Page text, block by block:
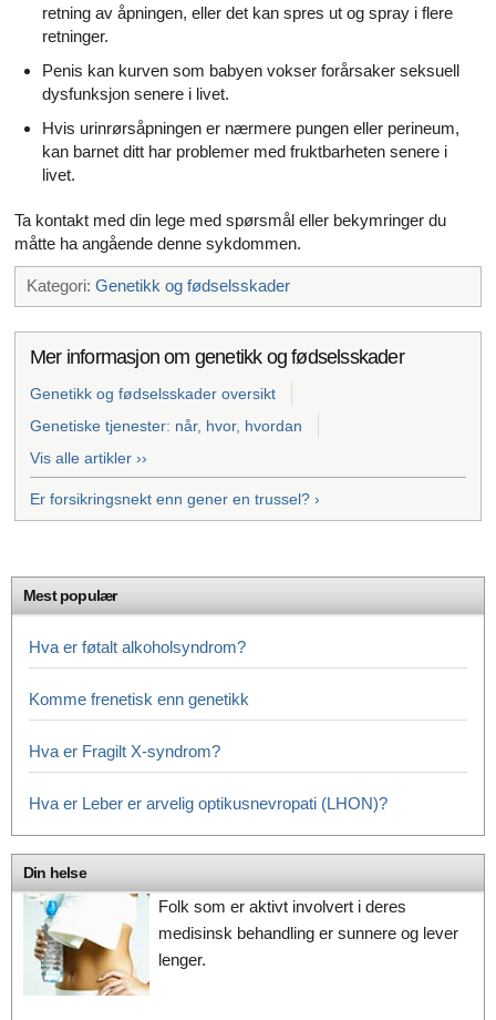
retning av åpningen, eller det kan spres ut og spray i flere
retninger.
Penis kan kurven som babyen vokser forårsaker seksuell
dysfunksjon senere i livet.
Hvis urinrørsåpningen er nærmere pungen eller perineum,
kan barnet ditt har problemer med fruktbarheten senere i
livet.
Ta kontakt med din lege med spørsmål eller bekymringer du
måtte ha angående denne sykdommen.
Kategori: Genetikk og fødselsskader
Mer informasjon om genetikk og fødselsskader
Genetikk og fødselsskader oversikt
Genetiske tjenester: når, hvor, hvordan
Vis alle artikler ››
Er forsikringsnekt enn gener en trussel? ›
Mest populær
Hva er føtalt alkoholsyndrom?
Komme frenetisk enn genetikk
Hva er Fragilt X-syndrom?
Hva er Leber er arvelig optikusnevropati (LHON)?
Din helse
Folk som er aktivt involvert i deres
medisinsk behandling er sunnere og lever
lenger.